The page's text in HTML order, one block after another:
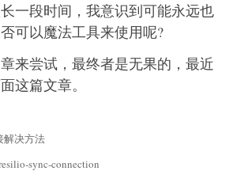
一段时间，我意识到可能永远也
可以魔法工具来使用呢?
来尝试，最终者是无果的，最近
这篇文章。
解决方法
sync-connection